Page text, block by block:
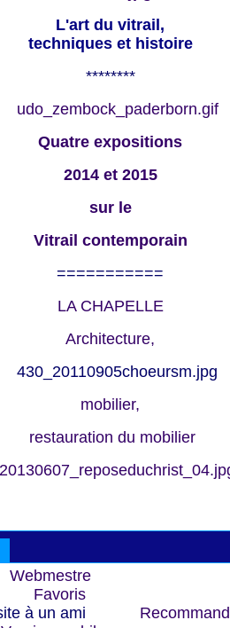
L'art du vitrail,
techniques et histoire
********
Quatre expositions
2014 et 2015
sur le
Vitrail contemporain
===========
LA CHAPELLE
Architecture,
mobilier,
restauration du mobilier
Webmestre
Favoris